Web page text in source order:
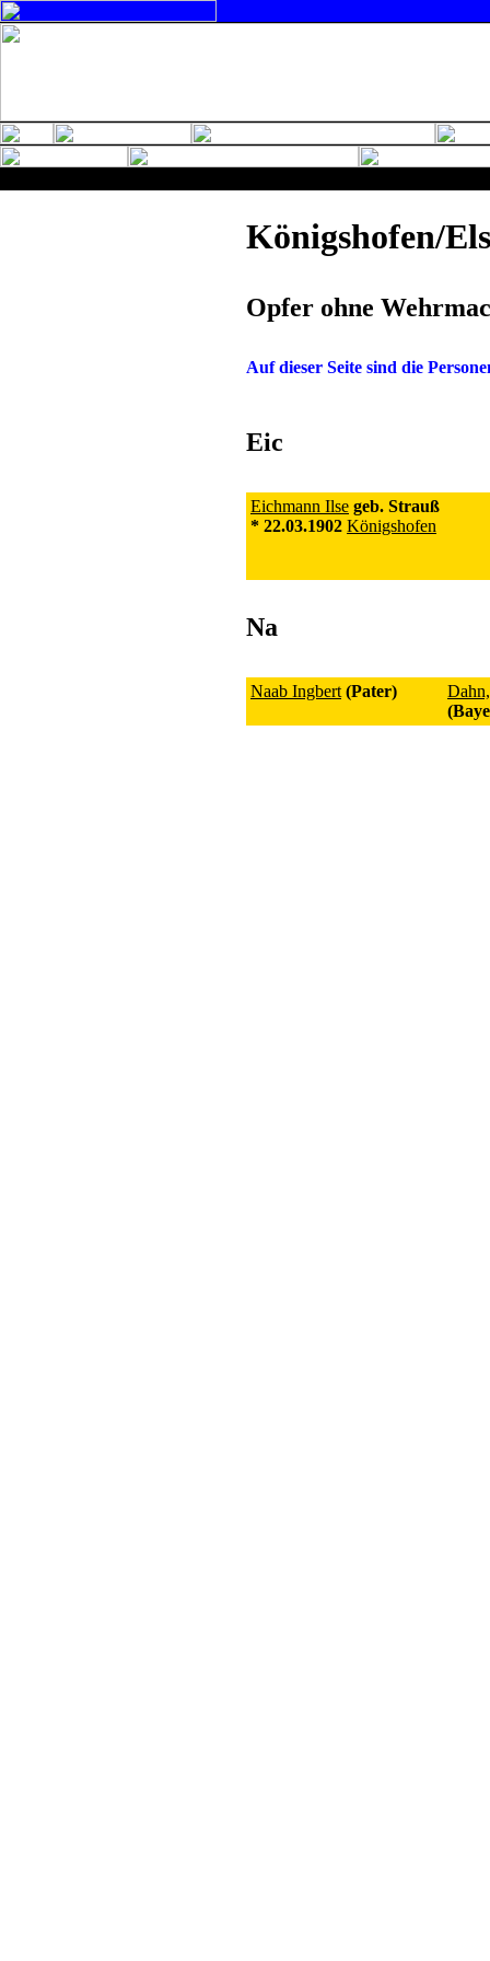
Königshofen/
Opfer ohne
Auf dieser Seite sind die
Eic
Eichmann Ilse geb. Strauß
* 22.03.1902 Königshofen
Na
Naab Ingbert (Pater)
Dahn,